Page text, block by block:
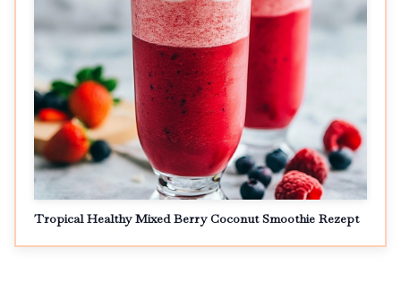
Tropical Healthy Mixed Berry Coconut Smoothie Rezept